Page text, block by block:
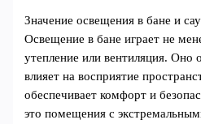
Значение освещения в бане и
Освещение в бане играет не
утепление или вентиляция. Оно
влияет на восприятие
обеспечивает комфорт и
это помещения с